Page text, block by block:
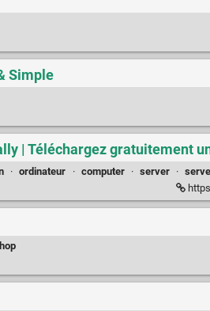
Simple
| Téléchargez gratuitement
· ordinateur · computer · server ·